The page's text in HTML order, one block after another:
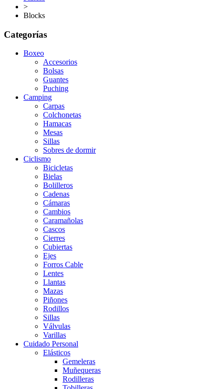
>
Blocks
Categorías
Boxeo
Accesorios
Bolsas
Guantes
Puching
Camping
Carpas
Colchonetas
Hamacas
Mesas
Sillas
Sobres de dormir
Ciclismo
Bicicletas
Bielas
Bolilleros
Cadenas
Cámaras
Cambios
Caramañolas
Cascos
Cierres
Cubiertas
Ejes
Forros Cable
Lentes
Llantas
Mazas
Piñones
Rodillos
Sillas
Válvulas
Varillas
Cuidado Personal
Elásticos
Gemeleras
Muñequeras
Rodilleras